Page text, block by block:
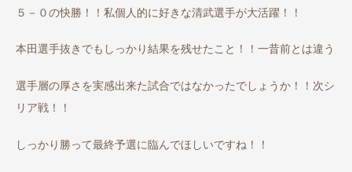
５－０の快勝！！私個人的に好きな清武選手が大活躍！！
本田選手抜きでもしっかり結果を残せたこと！！一昔前とは違う
選手層の厚さを実感出来た試合ではなかったでしょうか！！次シ
リア戦！！
しっかり勝って最終予選に臨んでほしいですね！！